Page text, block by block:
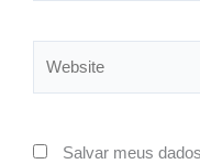
Salvar meus